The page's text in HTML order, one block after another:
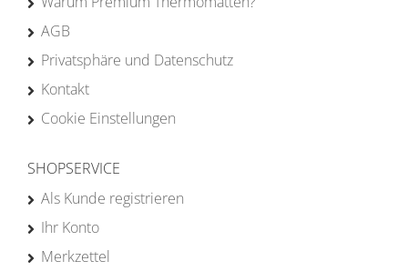
AGB
Privatsphäre und Datenschutz
Kontakt
Cookie Einstellungen
SHOPSERVICE
Als Kunde registrieren
Ihr Konto
Merkzettel